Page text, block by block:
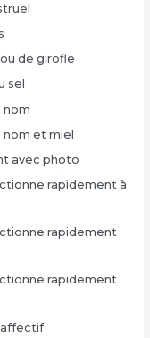
de girofle
sel
nom
nom et miel
avec photo
rapidement à
rapidement
rapidement
affectif